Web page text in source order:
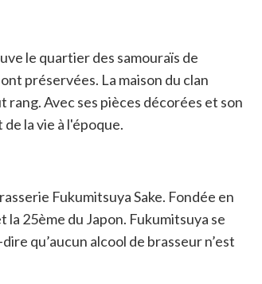
le quartier des samouraïs de
préservées. La maison du clan
Avec ses pièces décorées et son
la vie à l'époque.
Fukumitsuya Sake. Fondée en
25ème du Japon. Fukumitsuya se
qu’aucun alcool de brasseur n’est